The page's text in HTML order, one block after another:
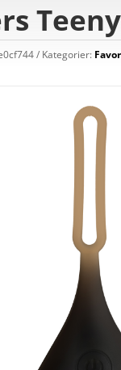
Kategorier: